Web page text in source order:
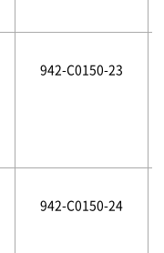
942-C0150-23
942-C0150-24